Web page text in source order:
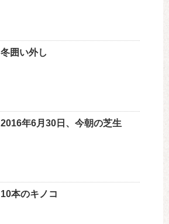
冬囲い外し
2016年6月30日、今朝の芝生
10本のキノコ